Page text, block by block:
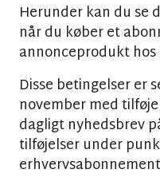
Herunder kan du se
når du køber et
annonceprodukt
Disse betingelser er
november med
dagligt nyhedsbrev
tilføjelser under